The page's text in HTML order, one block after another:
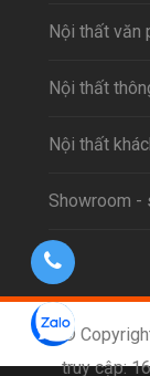
Nội thất văn
Nội thất
Nội thất
Showroom -
©
truy cập: